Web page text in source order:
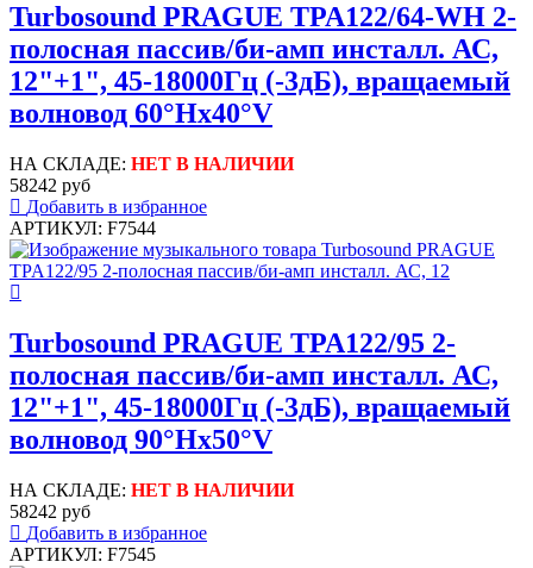
Turbosound PRAGUE TPA122/64-WH 2-
полосная пассив/би-амп инсталл. АС,
12"+1", 45-18000Гц (-3дБ), вращаемый
волновод 60°Hx40°V
НА СКЛАДЕ: НЕТ В НАЛИЧИИ
58242 руб
Добавить в избранное
АРТИКУЛ: F7544
Turbosound PRAGUE TPA122/95 2-
полосная пассив/би-амп инсталл. АС,
12"+1", 45-18000Гц (-3дБ), вращаемый
волновод 90°Hx50°V
НА СКЛАДЕ: НЕТ В НАЛИЧИИ
58242 руб
Добавить в избранное
АРТИКУЛ: F7545